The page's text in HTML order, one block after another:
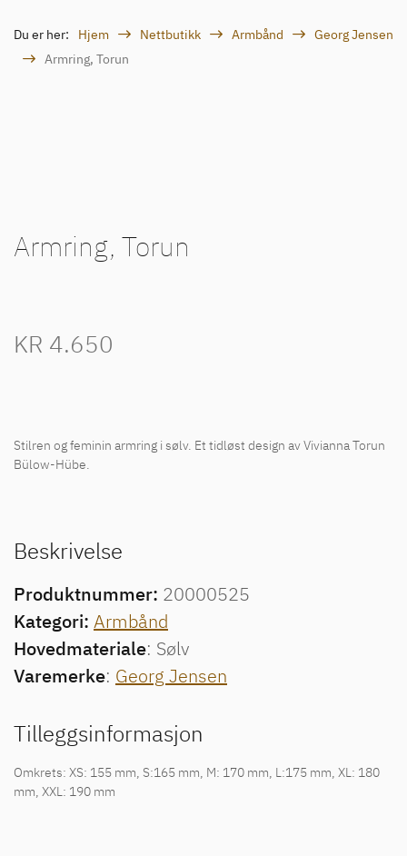
Du er her: Hjem Nettbutikk Armbånd
Georg Jensen
Armring, Torun
Armring, Torun
KR 4.650
Stilren og feminin armring i sølv. Et tidløst design av Vivianna Torun
Bülow-Hübe.
Beskrivelse
Produktnummer: 20000525
Kategori: Armbånd
Hovedmateriale: Sølv
Varemerke: Georg Jensen
Tilleggsinformasjon
Omkrets: XS: 155 mm, S:165 mm, M: 170 mm, L:175 mm, XL: 180
mm, XXL: 190 mm